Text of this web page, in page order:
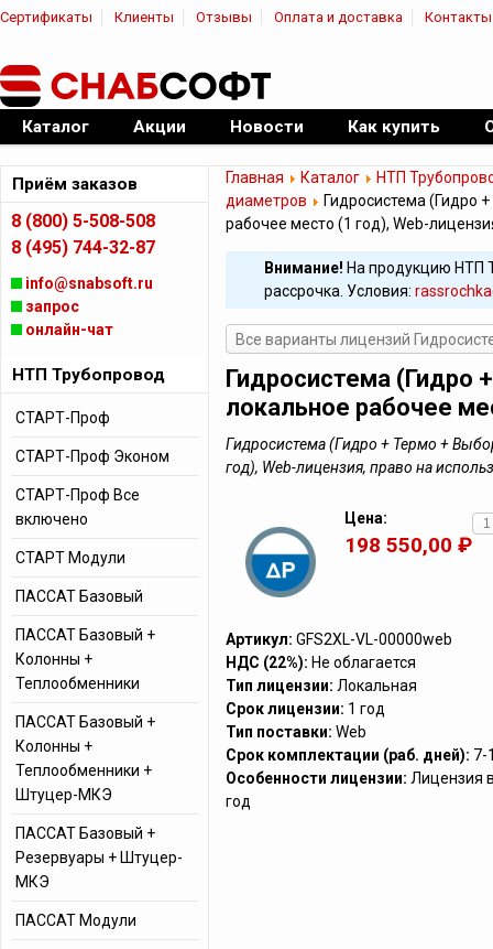
Сертификаты Клиенты Отзывы Оплата и доставка Контакты
Официальный дилер ПО
Каталог Акции Новости Как купить
Главная Каталог
НТП
диаметров
Гидросистема (Гидро
рабочее место (1 год), Web-
Внимание! На продукцию НТП
рассрочка. Условия:
Все варианты лицензий
Гидросистема (Гидро
локальное рабочее
Гидросистема (Гидро + Термо +
год), Web-лицензия, право на
Цена:
198 550,00 ₽
Артикул: GFS2XL-VL-00000web
НДС (22%): Не облагается
Тип лицензии: Локальная
Срок лицензии: 1 год
Тип поставки: Web
Срок комплектации (раб. дней): 7-
Особенности лицензии: Лицензия
год
Приём заказов
8 (800) 5-508-508
8 (495) 744-32-87
info@snabsoft.ru
запрос
онлайн-чат
НТП Трубопровод
СТАРТ-Проф
СТАРТ-Проф Эконом
СТАРТ-Проф Все
включено
СТАРТ Модули
ПАССАТ Базовый
ПАССАТ Базовый +
Колонны +
Теплообменники
ПАССАТ Базовый +
Колонны +
Теплообменники +
Штуцер-МКЭ
ПАССАТ Базовый +
Резервуары + Штуцер-
МКЭ
ПАССАТ Модули